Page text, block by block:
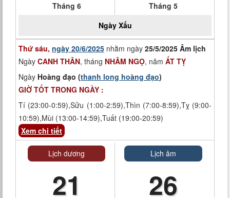
Tháng 6
Tháng 5
Ngày Xấu
Thứ sáu, ngày 20/6/2025 nhằm ngày 25/5/2025 Âm lịch
Ngày CANH THÂN, tháng NHÂM NGỌ, năm ẤT TỴ
Ngày Hoàng đạo (thanh long hoàng đạo)
GIỜ TỐT TRONG NGÀY :
Tí (23:00-0:59),Sửu (1:00-2:59),Thìn (7:00-8:59),Tỵ (9:00-
10:59),Mùi (13:00-14:59),Tuất (19:00-20:59)
Xem chi tiết
Lịch dương
21
Lịch âm
26